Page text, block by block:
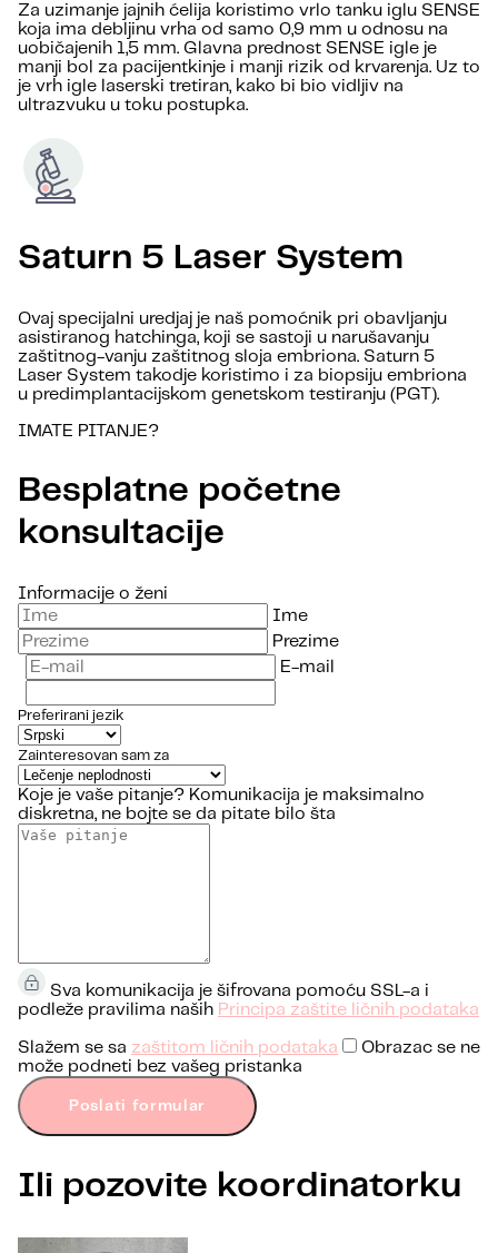
Za uzimanje jajnih ćelija koristimo vrlo tanku iglu SENSE
koja ima debljinu vrha od samo 0,9 mm u odnosu na
uobičajenih 1,5 mm. Glavna prednost SENSE igle je
manji bol za pacijentkinje i manji rizik od krvarenja. Uz to
je vrh igle laserski tretiran, kako bi bio vidljiv na
ultrazvuku u toku postupka.
Saturn 5 Laser System
Ovaj specijalni uredjaj je naš pomoćnik pri obavljanju
asistiranog hatchinga, koji se sastoji u narušavanju
zaštitnog-vanju zaštitnog sloja embriona. Saturn 5
Laser System takodje koristimo i za biopsiju embriona
u predimplantacijskom genetskom testiranju (PGT).
IMATE PITANJE?
Besplatne početne
konsultacije
Informacije o ženi
Ime
Prezime
E-mail
Preferirani jezik
Zainteresovan sam za
Koje je vaše pitanje? Komunikacija je maksimalno
diskretna, ne bojte se da pitate bilo šta
Sva komunikacija je šifrovana pomoću SSL-a i
podleže pravilima naših Principa zaštite ličnih podataka
Slažem se sa zaštitom ličnih podataka
Obrazac se ne
može podneti bez vašeg pristanka
Poslati formular
Ili pozovite koordinatorku